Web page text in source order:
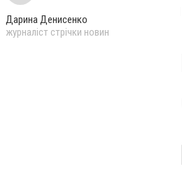
Дарина Денисенко
журналіст стрічки новин